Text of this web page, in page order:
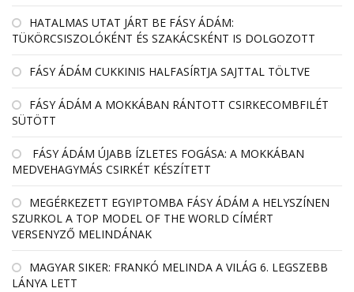
HATALMAS UTAT JÁRT BE FÁSY ÁDÁM:
TÜKÖRCSISZOLÓKÉNT ÉS SZAKÁCSKÉNT IS DOLGOZOTT
FÁSY ÁDÁM CUKKINIS HALFASÍRTJA SAJTTAL TÖLTVE
FÁSY ÁDÁM A MOKKÁBAN RÁNTOTT CSIRKECOMBFILÉT
SÜTÖTT
FÁSY ÁDÁM ÚJABB ÍZLETES FOGÁSA: A MOKKÁBAN
MEDVEHAGYMÁS CSIRKÉT KÉSZÍTETT
MEGÉRKEZETT EGYIPTOMBA FÁSY ÁDÁM A HELYSZÍNEN
SZURKOL A TOP MODEL OF THE WORLD CÍMÉRT
VERSENYZŐ MELINDÁNAK
MAGYAR SIKER: FRANKÓ MELINDA A VILÁG 6. LEGSZEBB
LÁNYA LETT